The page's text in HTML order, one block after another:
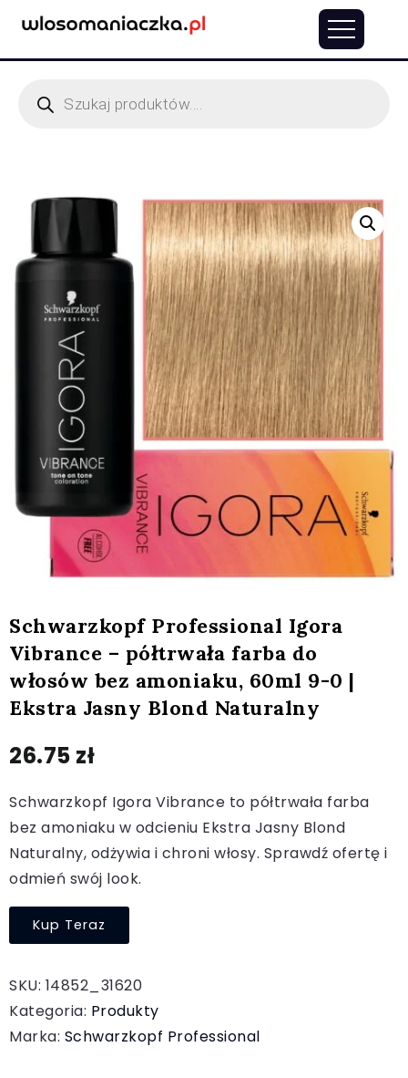
Schwarzkopf Professional Igora
Vibrance – półtrwała farba do
włosów bez amoniaku, 60ml 9-0 |
Ekstra Jasny Blond Naturalny
26.75 zł
Schwarzkopf Igora Vibrance to półtrwała farba
bez amoniaku w odcieniu Ekstra Jasny Blond
Naturalny, odżywia i chroni włosy. Sprawdź ofertę i
odmień swój look.
Kup Teraz
SKU: 14852_31620
Kategoria: Produkty
Marka: Schwarzkopf Professional